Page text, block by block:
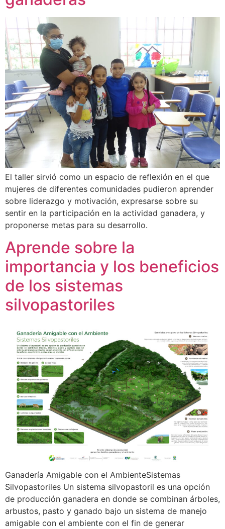
El taller sirvió como un espacio de reflexión en el que
mujeres de diferentes comunidades pudieron aprender
sobre liderazgo y motivación, expresarse sobre su
sentir en la participación en la actividad ganadera, y
proponerse metas para su desarrollo.
Aprende sobre la
importancia y los beneficios
de los sistemas
silvopastoriles
Ganadería Amigable con el AmbienteSistemas
Silvopastoriles Un sistema silvopastoril es una opción
de producción ganadera en donde se combinan árboles,
arbustos, pasto y ganado bajo un sistema de manejo
amigable con el ambiente con el fin de generar